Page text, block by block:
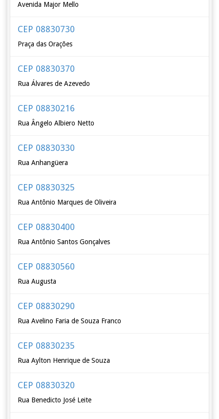
Avenida Major Mello
CEP 08830730
Praça das Orações
CEP 08830370
Rua Álvares de Azevedo
CEP 08830216
Rua Ângelo Albiero Netto
CEP 08830330
Rua Anhangüera
CEP 08830325
Rua Antônio Marques de Oliveira
CEP 08830400
Rua Antônio Santos Gonçalves
CEP 08830560
Rua Augusta
CEP 08830290
Rua Avelino Faria de Souza Franco
CEP 08830235
Rua Aylton Henrique de Souza
CEP 08830320
Rua Benedicto José Leite